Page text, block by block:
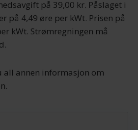
på 39,00 kr. Påslaget i
på 4,49 øre per kWt. Prisen på
kWt. Strømregningen må
all annen informasjon om